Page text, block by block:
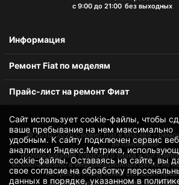
Сайт использует cookie-файлы, чтобы
ваше пребывание на нем максимально
удобным. К cайту подключен сервис
аналитики Яндекс.Метрика,
cookie-файлы. Оставаясь на сайте, вы
своесогласие на обработку
данных в порядке, указанном в
с 9:00 до 21:00 без выходных
Информация
Ремонт Fiat по моделям
Прайс-лист на ремонт Фиат
© 2010-2026Сервис Fiat в Москве –
автомобилей
Использование товарного знака и
исключительно в информационных целях не
не требует получения согласия
Защита данных и политика